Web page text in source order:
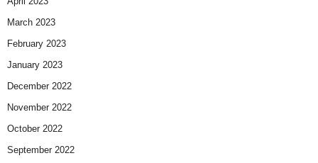
March 2023
February 2023
January 2023
December 2022
November 2022
October 2022
September 2022